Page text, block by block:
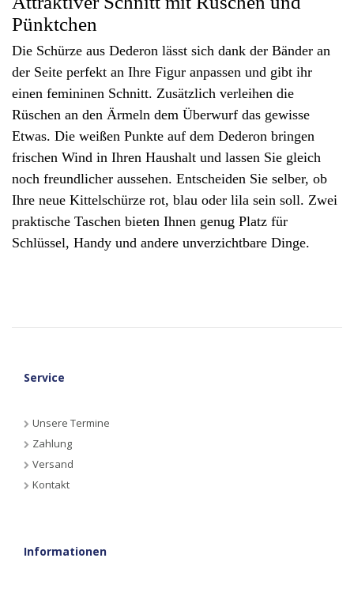
Pünktchen
Die Schürze aus Dederon lässt sich dank der Bänder an
der Seite perfekt an Ihre Figur anpassen und gibt ihr
einen femininen Schnitt. Zusätzlich verleihen die
Rüschen an den Ärmeln dem Überwurf das gewisse
Etwas. Die weißen Punkte auf dem Dederon bringen
frischen Wind in Ihren Haushalt und lassen Sie gleich
noch freundlicher aussehen. Entscheiden Sie selber, ob
Ihre neue Kittelschürze rot, blau oder lila sein soll. Zwei
praktische Taschen bieten Ihnen genug Platz für
Schlüssel, Handy und andere unverzichtbare Dinge.
Service
Unsere Termine
Zahlung
Versand
Kontakt
Informationen